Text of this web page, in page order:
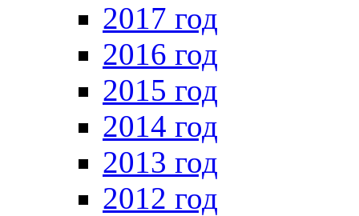
2017 год
2016 год
2015 год
2014 год
2013 год
2012 год